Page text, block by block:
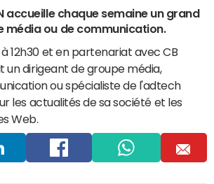
accueille chaque semaine un grand
média ou de communication.
12h30 et en partenariat avec CB
un dirigeant de groupe média,
ou spécialiste de l'adtech
les actualités de sa société et les
Web.